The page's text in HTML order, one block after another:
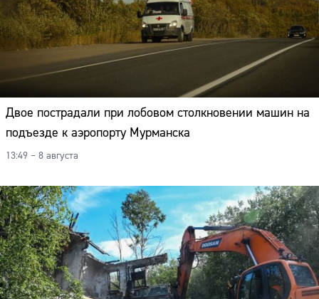
Двое пострадали при лобовом столкновении машин на
подъезде к аэропорту Мурманска
13:49 – 8 августа